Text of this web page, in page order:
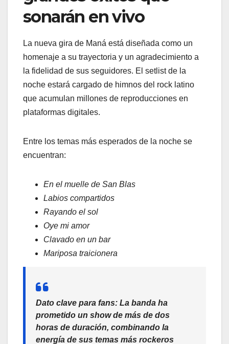
sonarán en vivo
La nueva gira de Maná está diseñada como un
homenaje a su trayectoria y un agradecimiento a
la fidelidad de sus seguidores. El setlist de la
noche estará cargado de himnos del rock latino
que acumulan millones de reproducciones en
plataformas digitales.
Entre los temas más esperados de la noche se
encuentran:
En el muelle de San Blas
Labios compartidos
Rayando el sol
Oye mi amor
Clavado en un bar
Mariposa traicionera
Dato clave para fans: La banda ha
prometido un show de más de dos
horas de duración, combinando la
energía de sus temas más rockeros